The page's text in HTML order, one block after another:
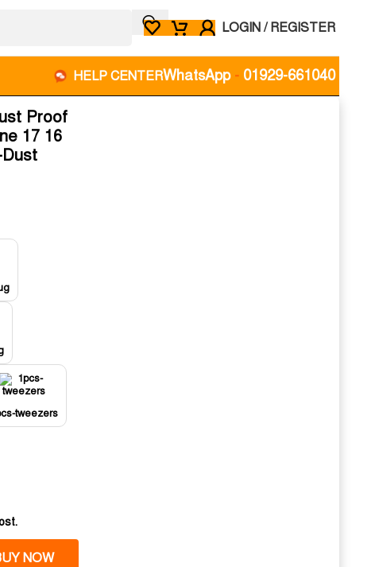
LOGIN / REGISTER
HELP CENTERWhatsApp - 01929-661040
Proof
17 16
tweezers
NOW